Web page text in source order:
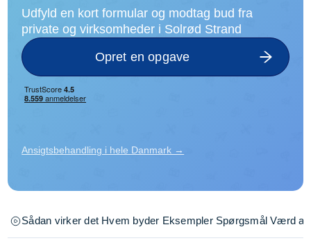
Udfyld en kort formular og modtag bud fra
private og virksomheder i Solrød Strand
Opret en opgave
Ansigtsbehandling i hele Danmark →
Sådan virker det Hvem byder Eksempler Spørgsmål Værd at